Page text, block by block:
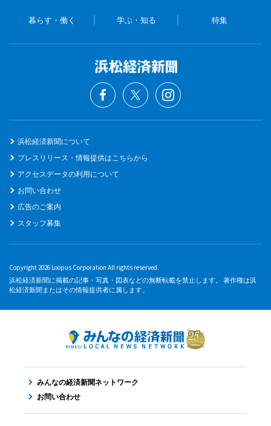
暮らす・働く 学ぶ・知る 特集
浜松経済新聞について
プレスリリース・情報提供はこちらから
アクセスデータの利用について
お問い合わせ
広告のご案内
スタッフ募集
Copyright 2026 Loopus Corporation All rights reserved.
浜松経済新聞に掲載の記事・写真・図表などの無断転載を禁止します。 著作権は浜
松経済新聞またはその情報提供者に属します。
みんなの経済新聞ネットワーク
お問い合わせ